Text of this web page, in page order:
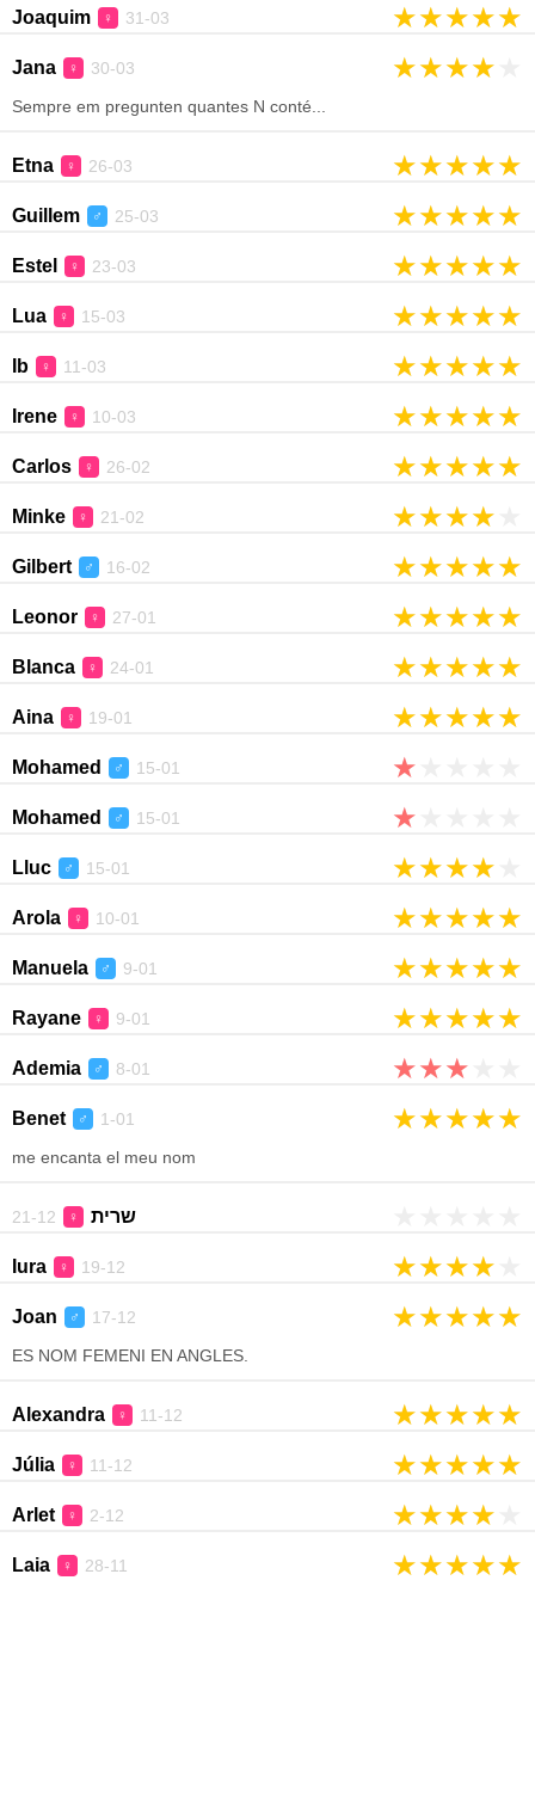
Joaquim ♀ 31-03 ★★★★★
Jana ♀ 30-03 ★★★★
Sempre em pregunten quantes N conté...
Etna ♀ 26-03 ★★★★★
Guillem ♂ 25-03 ★★★★★
Estel ♀ 23-03 ★★★★★
Lua ♀ 15-03 ★★★★★
Ib ♀ 11-03 ★★★★★
Irene ♀ 10-03 ★★★★★
Carlos ♀ 26-02 ★★★★★
Minke ♀ 21-02 ★★★★
Gilbert ♂ 16-02 ★★★★★
Leonor ♀ 27-01 ★★★★★
Blanca ♀ 24-01 ★★★★★
Aina ♀ 19-01 ★★★★★
Mohamed ♂ 15-01 ★
Mohamed ♂ 15-01 ★
Lluc ♂ 15-01 ★★★★
Arola ♀ 10-01 ★★★★★
Manuela ♂ 9-01 ★★★★★
Rayane ♀ 9-01 ★★★★★
Ademia ♂ 8-01 ★★★
Benet ♂ 1-01 ★★★★★
me encanta el meu nom
שרית ♀
21-12
Iura ♀ 19-12 ★★★★
Joan ♂ 17-12 ★★★★★
ES NOM FEMENI EN ANGLES.
Alexandra ♀ 11-12 ★★★★★
Júlia ♀ 11-12 ★★★★★
Arlet ♀ 2-12 ★★★★
Laia ♀ 28-11 ★★★★★